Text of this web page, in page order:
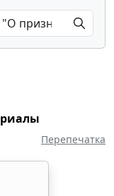
Перепечатка